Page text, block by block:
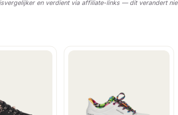
en verdient via affiliate-links — dit verandert